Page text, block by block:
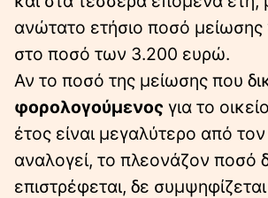
ανώτατο ετήσιο ποσό μείωσης
στο ποσό των 3.200 ευρώ.
Αν το ποσό της μείωσης που
φορολογούμενος για το
έτος είναι μεγαλύτερο από
αναλογεί, το πλεονάζον ποσό
επιστρέφεται, δε